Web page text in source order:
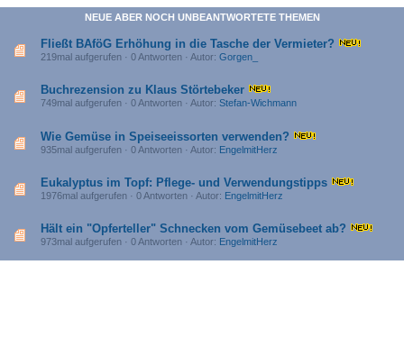
NEUE ABER NOCH UNBEANTWORTETE THEMEN
Fließt BAföG Erhöhung in die Tasche der Vermieter?
219mal aufgerufen · 0 Antworten · Autor: Gorgen_
Buchrezension zu Klaus Störtebeker
749mal aufgerufen · 0 Antworten · Autor: Stefan-Wichmann
Wie Gemüse in Speiseeissorten verwenden?
935mal aufgerufen · 0 Antworten · Autor: EngelmitHerz
Eukalyptus im Topf: Pflege- und Verwendungstipps
1976mal aufgerufen · 0 Antworten · Autor: EngelmitHerz
Hält ein "Opferteller" Schnecken vom Gemüsebeet ab?
973mal aufgerufen · 0 Antworten · Autor: EngelmitHerz